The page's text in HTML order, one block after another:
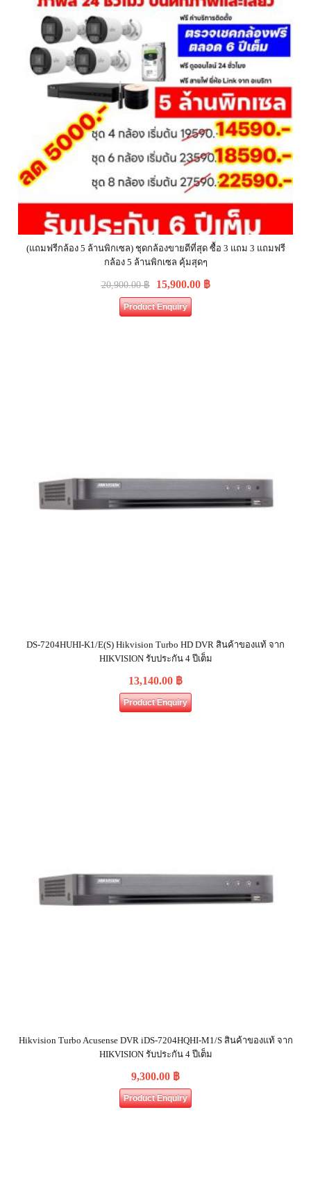
(แถมฟรีกล้อง 5 ล้านพิกเซล) ชุดกล้องขายดีที่สุด ซื้อ 3 แถม 3 แถมฟรี
กล้อง 5 ล้านพิกเซล คุ้มสุดๆ
20,900.00฿ 15,900.00 ฿
Product Enquiry
DS-7204HUHI-K1/E(S) Hikvision Turbo HD DVR สินค้าของแท้ จาก
HIKVISION รับประกัน 4 ปีเต็ม
13,140.00 ฿
Product Enquiry
Hikvision Turbo Acusense DVR iDS-7204HQHI-M1/S สินค้าของแท้ จาก
HIKVISION รับประกัน 4 ปีเต็ม
9,300.00 ฿
Product Enquiry